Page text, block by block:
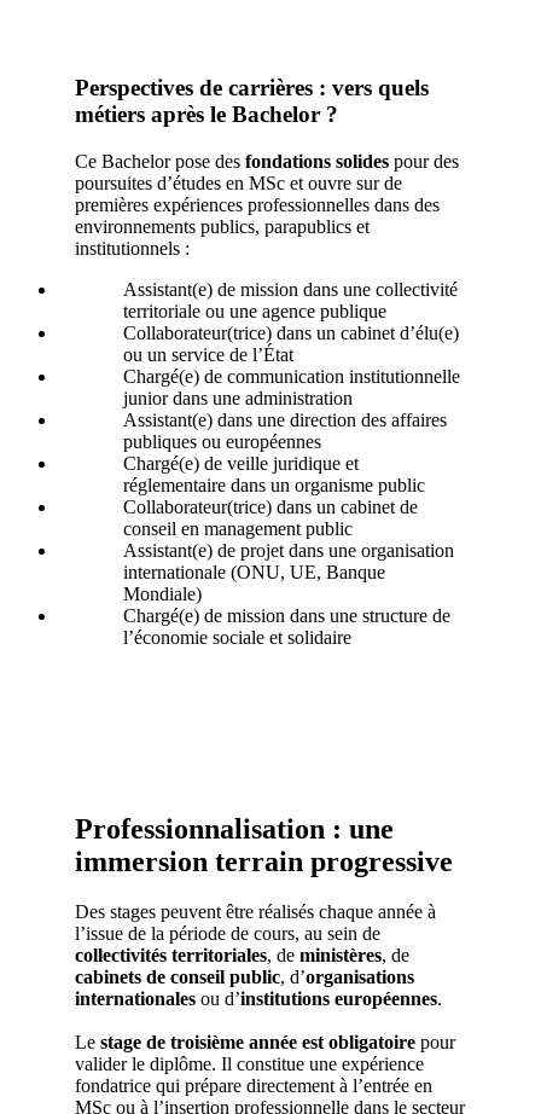
Perspectives de carrières : vers quels
métiers après le Bachelor ?
Ce Bachelor pose desfondations solides pour des
poursuites d’études en MSc et ouvre sur de
premières expériences professionnelles dans des
environnements publics, parapublics et
institutionnels :
Assistant(e) de mission dans une collectivité
territoriale ou une agence publique
Collaborateur(trice) dans un cabinet d’élu(e)
ou un service de l’État
Chargé(e) de communication institutionnelle
junior dans une administration
Assistant(e) dans une direction des affaires
publiques ou européennes
Chargé(e) de veille juridique et
réglementaire dans un organisme public
Collaborateur(trice) dans un cabinet de
conseil en management public
Assistant(e) de projet dans une organisation
internationale (ONU, UE, Banque
Mondiale)
Chargé(e) de mission dans une structure de
l’économie sociale et solidaire
Professionnalisation : une
immersion terrain progressive
Des stages peuvent être réalisés chaque année à
l’issue de la période de cours, au sein de
collectivités territoriales, deministères, de
cabinets de conseil public, d’organisations
internationales ou d’institutions européennes.
Lestage de troisième année est obligatoire pour
valider le diplôme. Il constitue une expérience
fondatrice qui prépare directement à l’entrée en
MSc ou à l’insertion professionnelle dans le secteur